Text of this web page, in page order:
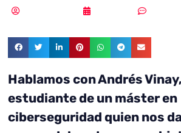
Hablamos con Andrés
estudiante de un máster en
ciberseguridad quien nos